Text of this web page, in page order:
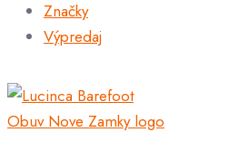
Značky
Výpredaj